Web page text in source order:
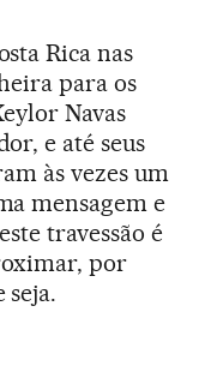
Rica nas
para os
Navas
e até seus
às vezes um
mensagem e
travessão é
por